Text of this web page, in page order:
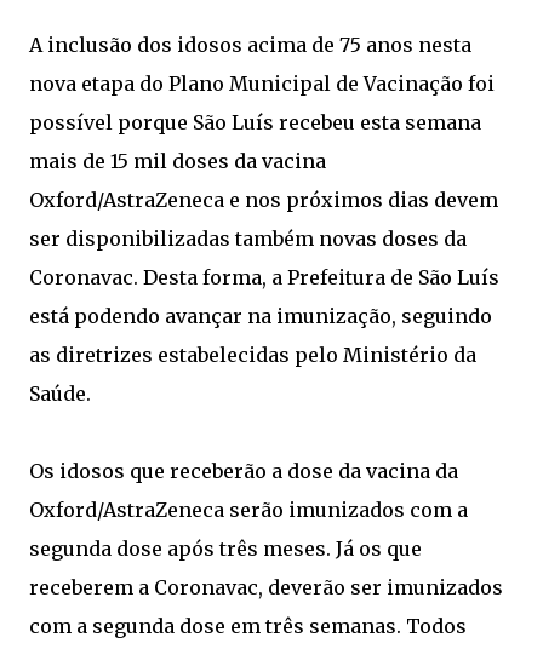
A inclusão dos idosos acima de 75 anos nesta
nova etapa do Plano Municipal de Vacinação foi
possível porque São Luís recebeu esta semana
mais de 15 mil doses da vacina
Oxford/AstraZeneca e nos próximos dias devem
ser disponibilizadas também novas doses da
Coronavac. Desta forma, a Prefeitura de São Luís
está podendo avançar na imunização, seguindo
as diretrizes estabelecidas pelo Ministério da
Saúde.
Os idosos que receberão a dose da vacina da
Oxford/AstraZeneca serão imunizados com a
segunda dose após três meses. Já os que
receberem a Coronavac, deverão ser imunizados
com a segunda dose em três semanas. Todos